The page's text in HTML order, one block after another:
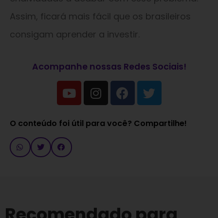
Assim, ficará mais fácil que os brasileiros
consigam aprender a investir.
Acompanhe nossas Redes Sociais!
O conteúdo foi útil para você? Compartilhe!